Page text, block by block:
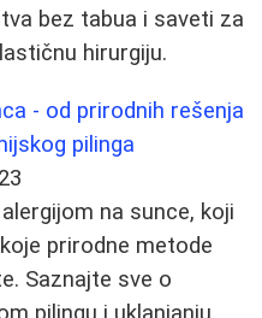
bez tabua i saveti za
hirurgiju.
- od prirodnih rešenja
pilinga
na sunce, koji
prirodne metode
Saznajte sve o